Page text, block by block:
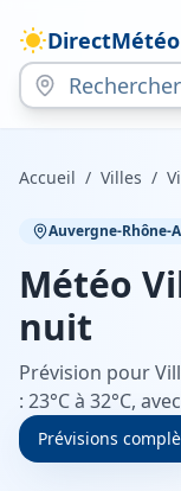
DirectMétéo
Accueil / Villes /
Auvergne-Rhône-
Météo
nuit
Prévision pour
: 23°C à 32°C,
Prévisions